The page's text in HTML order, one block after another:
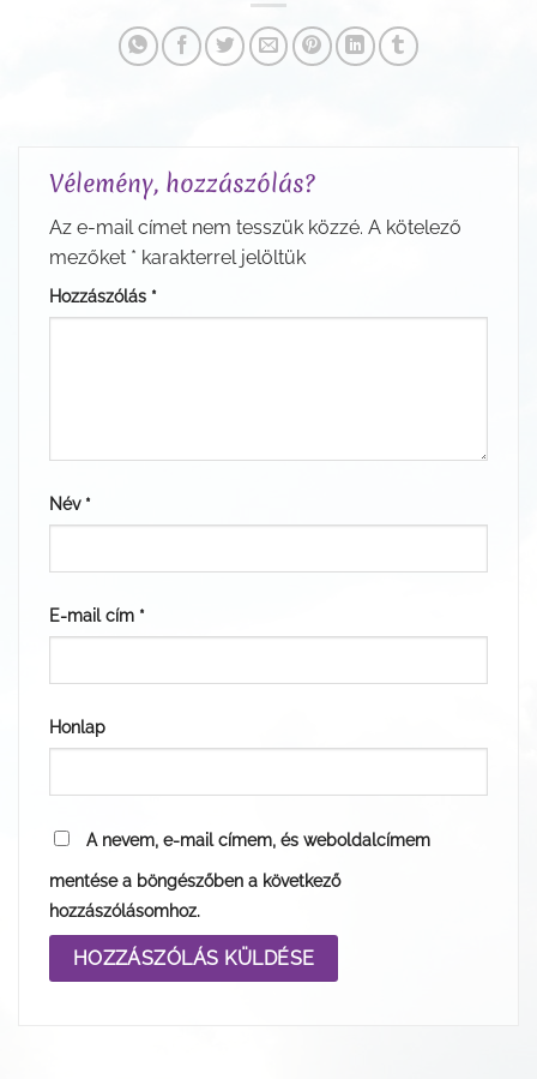
Vélemény, hozzászólás?
Az e-mail címet nem tesszük közzé. A kötelező
mezőket * karakterrel jelöltük
Hozzászólás *
Név *
E-mail cím *
Honlap
A nevem, e-mail címem, és weboldalcímem
mentése a böngészőben a következő
hozzászólásomhoz.